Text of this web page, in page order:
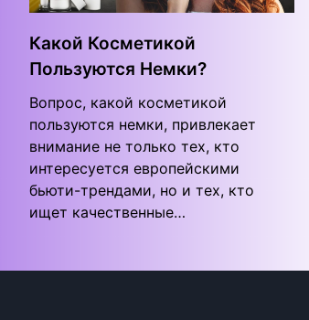
Какой Косметикой
Пользуются Немки?
Вопрос, какой косметикой
пользуются немки, привлекает
внимание не только тех, кто
интересуется европейскими
бьюти-трендами, но и тех, кто
ищет качественные…